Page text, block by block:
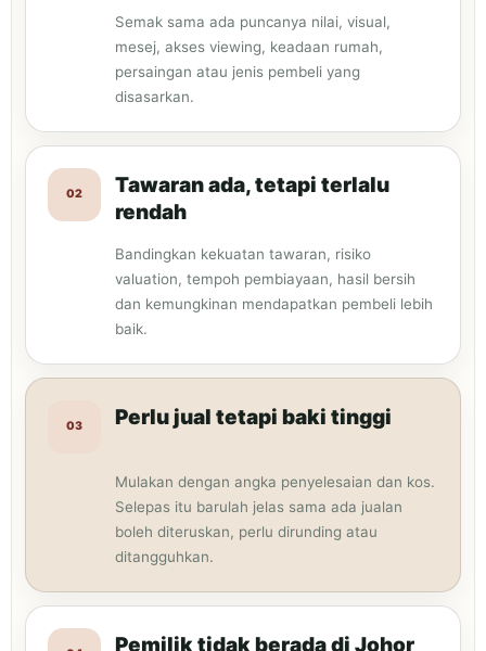
Semak sama ada puncanya nilai, visual,
mesej, akses viewing, keadaan rumah,
persaingan atau jenis pembeli yang
disasarkan.
02
Tawaran ada, tetapi terlalu
rendah
Bandingkan kekuatan tawaran, risiko
valuation, tempoh pembiayaan, hasil bersih
dan kemungkinan mendapatkan pembeli lebih
baik.
03 Perlu jual tetapi baki tinggi
Mulakan dengan angka penyelesaian dan kos.
Selepas itu barulah jelas sama ada jualan
boleh diteruskan, perlu dirunding atau
ditangguhkan.
Pemilik tidak berada di Johor